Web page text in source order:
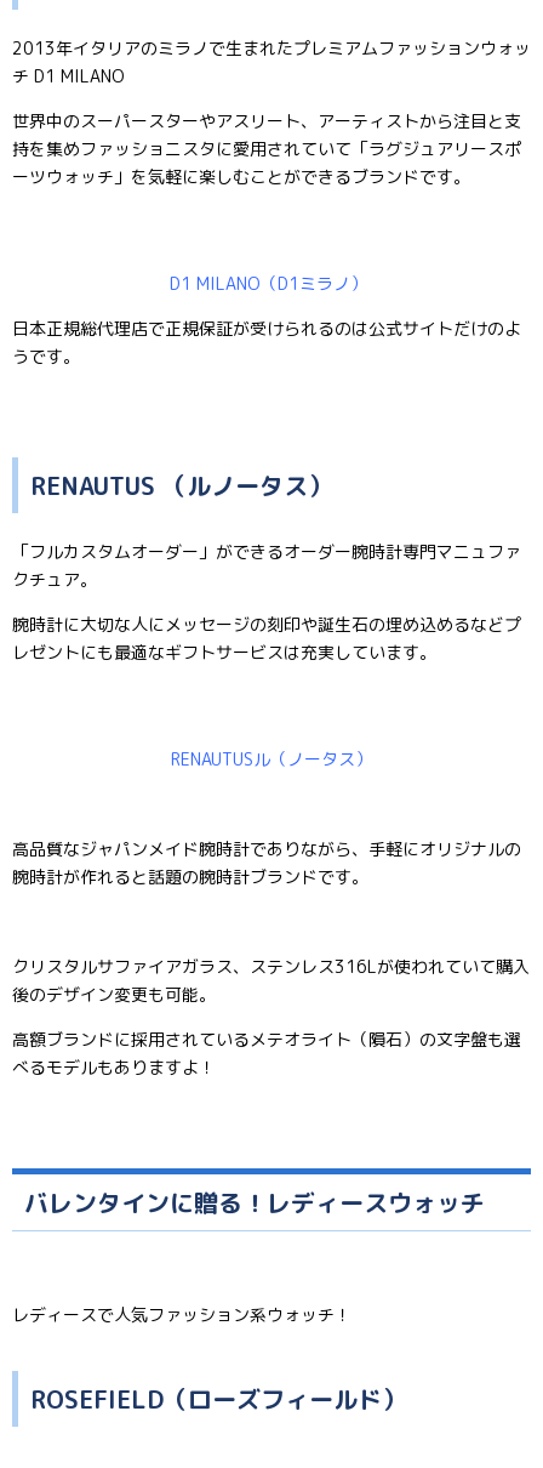
2013年イタリアのミラノで生まれたプレミアムファッションウォッ
チ D1 MILANO
世界中のスーパースターやアスリート、アーティストから注目と支
持を集めファッショニスタに愛用されていて「ラグジュアリースポ
ーツウォッチ」を気軽に楽しむことができるブランドです。
D1 MILANO（D1ミラノ）
日本正規総代理店で正規保証が受けられるのは公式サイトだけのよ
うです。
RENAUTUS （ルノータス）
「フルカスタムオーダー」ができるオーダー腕時計専門マニュファ
クチュア。
腕時計に大切な人にメッセージの刻印や誕生石の埋め込めるなどプ
レゼントにも最適なギフトサービスは充実しています。
RENAUTUSル（ノータス）
高品質なジャパンメイド腕時計でありながら、手軽にオリジナルの
腕時計が作れると話題の腕時計ブランドです。
クリスタルサファイアガラス、ステンレス316Lが使われていて購入
後のデザイン変更も可能。
高額ブランドに採用されているメテオライト（隕石）の文字盤も選
べるモデルもありますよ！
バレンタインに贈る！レディースウォッチ
レディースで人気ファッション系ウォッチ！
ROSEFIELD（ローズフィールド）